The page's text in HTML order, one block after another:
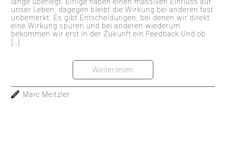
lange überlegt. Einige haben einen massiven Einfluss auf
unser Leben, dagegen bleibt die Wirkung bei anderen fast
unbemerkt. Es gibt Entscheidungen, bei denen wir direkt
eine Wirkung spüren und bei anderen wiederum
bekommen wir erst in der Zukunft ein Feedback.Und ob
[…]
Weiterlesen
Marc Meitzler